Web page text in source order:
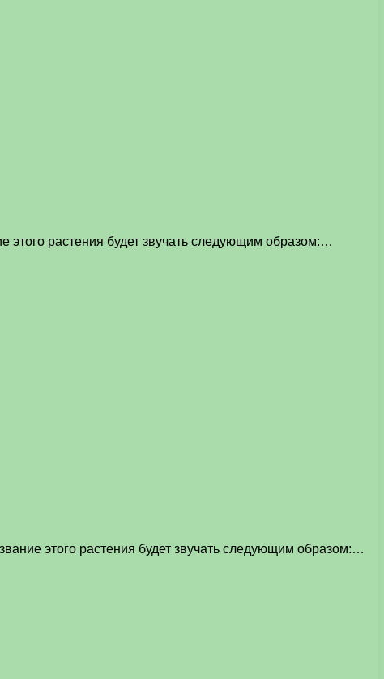
этого растения будет звучать следующим образом:…
этого растения будет звучать следующим образом:…